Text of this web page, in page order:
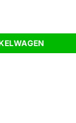
61cm aantal